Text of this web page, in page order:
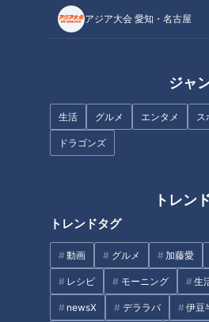
アジア大会 愛知・名古屋
ジャ
生活 グルメ エンタメ ス
ドラゴンズ
トレン
トレンドタグ
動画 グルメ 加藤愛
レシピ モーニング 生
newsX デララバ 伊豆
チャント知っ得！なるほどドク
寒くなると食べたくなるもの
夏の
タグ
健康 ゲンキの時間